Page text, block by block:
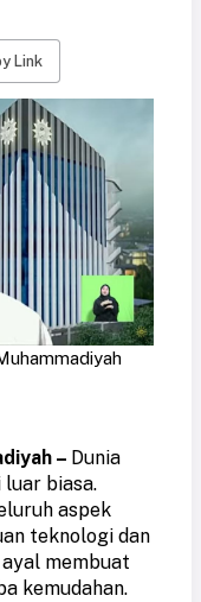
Link
– Dunia
biasa.
aspek
teknologi dan
membuat
kemudahan.